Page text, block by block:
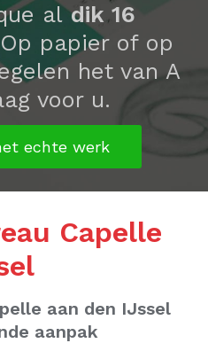
aldik 16
papier of op
het van A
voor u.
echte werk
Capelle
aan den IJssel
aanpak